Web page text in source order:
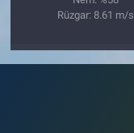
Rüzgar: 8.61 m/s